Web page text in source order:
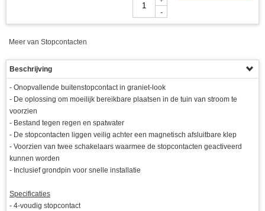
-
Meer van Stopcontacten
Beschrijving
- Onopvallende buitenstopcontact in graniet-look
- De oplossing om moeilijk bereikbare plaatsen in de tuin van stroom te
voorzien
- Bestand tegen regen en spatwater
- De stopcontacten liggen veilig achter een magnetisch afsluitbare klep
- Voorzien van twee schakelaars waarmee de stopcontacten geactiveerd
kunnen worden
- Inclusief grondpin voor snelle installatie
Specificaties
- 4-voudig stopcontact